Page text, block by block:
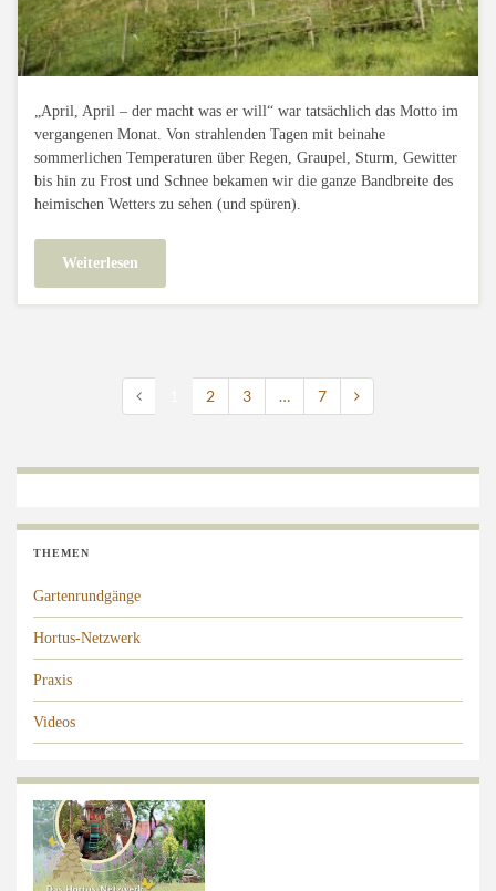
„April, April – der macht was er will“ war tatsächlich das Motto im
vergangenen Monat. Von strahlenden Tagen mit beinahe
sommerlichen Temperaturen über Regen, Graupel, Sturm, Gewitter
bis hin zu Frost und Schnee bekamen wir die ganze Bandbreite des
heimischen Wetters zu sehen (und spüren).
Weiterlesen
2 3 … 7
THEMEN
Gartenrundgänge
Hortus-Netzwerk
Praxis
Videos